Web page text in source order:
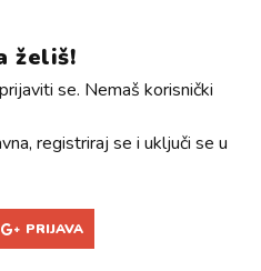
želiš!
se. Nemaš korisnički
registriraj se i uključi se u
PRIJAVA